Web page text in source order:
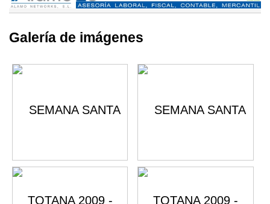
Galería de imágenes